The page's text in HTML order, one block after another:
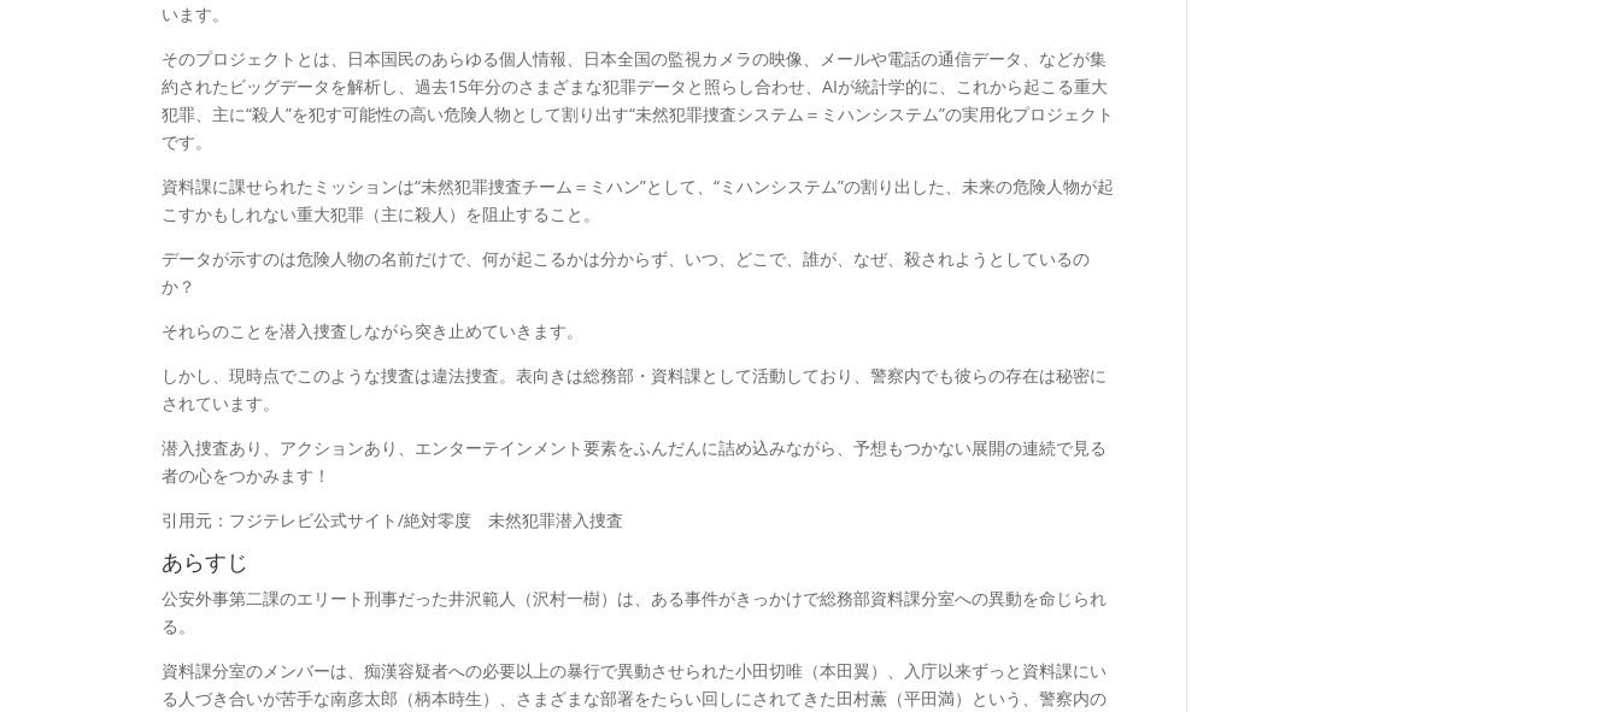
います。
そのプロジェクトとは、日本国民のあらゆる個人情報、日本全国の監視カメラの映像、メールや電話の通信データ、などが集
約されたビッグデータを解析し、過去15年分のさまざまな犯罪データと照らし合わせ、AIが統計学的に、これから起こる重大
犯罪、主に“殺人”を犯す可能性の高い危険人物として割り出す“未然犯罪捜査システム＝ミハンシステム”の実用化プロジェクト
です。
資料課に課せられたミッションは“未然犯罪捜査チーム＝ミハン”として、“ミハンシステム”の割り出した、未来の危険人物が起
こすかもしれない重大犯罪（主に殺人）を阻止すること。
データが示すのは危険人物の名前だけで、何が起こるかは分からず、いつ、どこで、誰が、なぜ、殺されようとしているの
か？
それらのことを潜入捜査しながら突き止めていきます。
しかし、現時点でこのような捜査は違法捜査。表向きは総務部・資料課として活動しており、警察内でも彼らの存在は秘密に
されています。
潜入捜査あり、アクションあり、エンターテインメント要素をふんだんに詰め込みながら、予想もつかない展開の連続で見る
者の心をつかみます！
引用元：フジテレビ公式サイト/絶対零度 未然犯罪潜入捜査
あらすじ
公安外事第二課のエリート刑事だった井沢範人（沢村一樹）は、ある事件がきっかけで総務部資料課分室への異動を命じられ
る。
資料課分室のメンバーは、痴漢容疑者への必要以上の暴行で異動させられた小田切唯（本田翼）、入庁以来ずっと資料課にい
る人づき合いが苦手な南彦太郎（柄本時生）、さまざまな部署をたらい回しにされてきた田村薫（平田満）という、警察内の